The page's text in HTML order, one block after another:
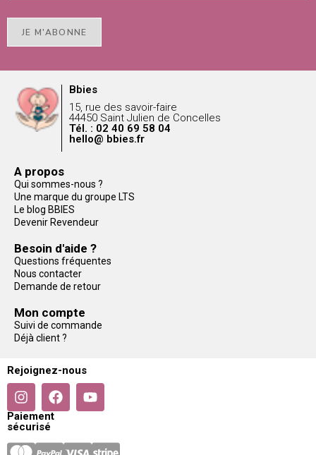
JE M'ABONNE
Bbies
15, rue des savoir-faire
44450 Saint Julien de Concelles
Tél. : 02 40 69 58 04
hello@ bbies.fr
A propos
Qui sommes-nous ?
Une marque du groupe LTS
Le blog BBIES
Devenir Revendeur
Besoin d'aide ?
Questions fréquentes
Nous contacter
Demande de retour
Mon compte
Suivi de commande
Déjà client ?
Rejoignez-nous
Paiement
sécurisé